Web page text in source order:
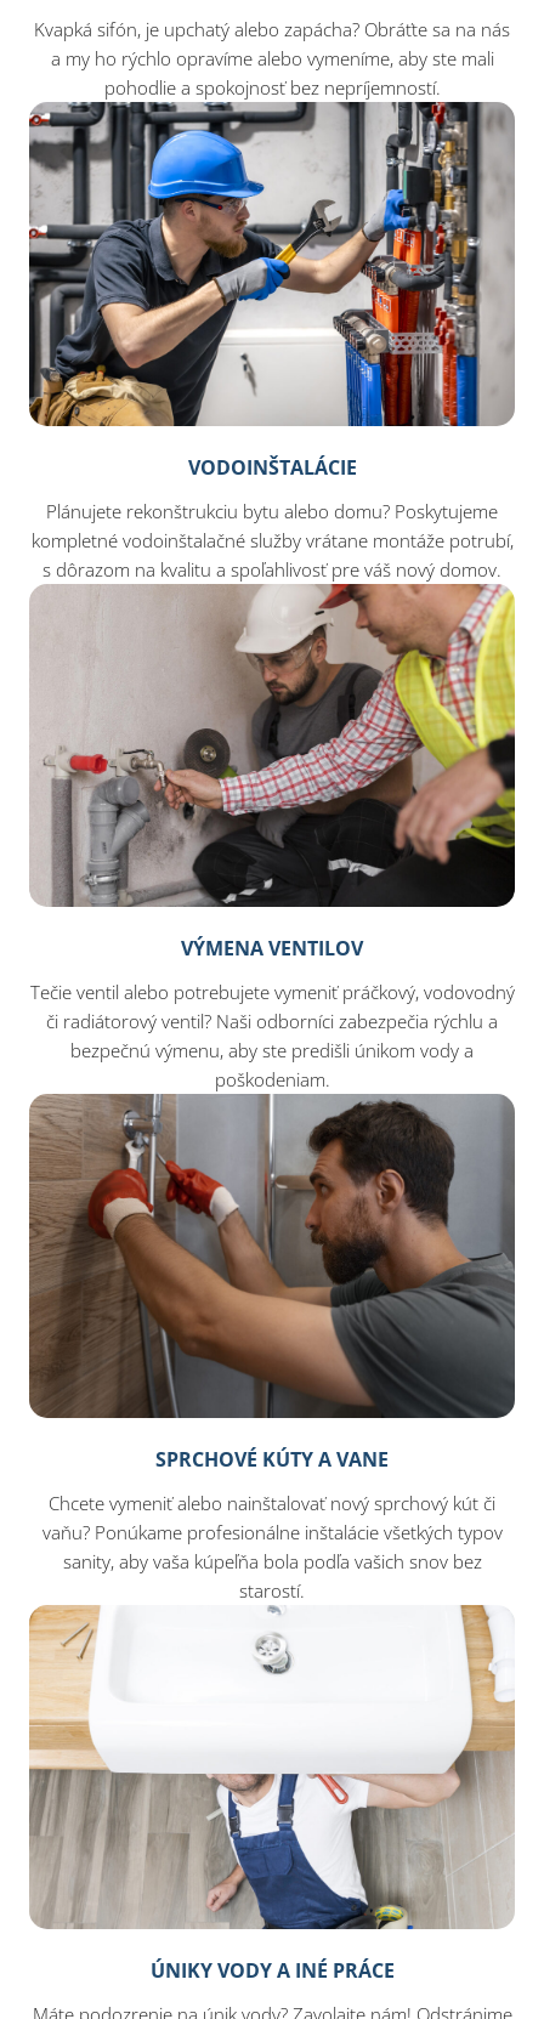
Kvapká sifón, je upchatý alebo zapácha? Obráťte sa na nás
a my ho rýchlo opravíme alebo vymeníme, aby ste mali
pohodlie a spokojnosť bez nepríjemností.
VODOINŠTALÁCIE
Plánujete rekonštrukciu bytu alebo domu? Poskytujeme
kompletné vodoinštalačné služby vrátane montáže potrubí,
s dôrazom na kvalitu a spoľahlivosť pre váš nový domov.
VÝMENA VENTILOV
Tečie ventil alebo potrebujete vymeniť práčkový, vodovodný
či radiátorový ventil? Naši odborníci zabezpečia rýchlu a
bezpečnú výmenu, aby ste predišli únikom vody a
poškodeniam.
SPRCHOVÉ KÚTY A VANE
Chcete vymeniť alebo nainštalovať nový sprchový kút či
vaňu? Ponúkame profesionálne inštalácie všetkých typov
sanity, aby vaša kúpeľňa bola podľa vašich snov bez
starostí.
ÚNIKY VODY A INÉ PRÁCE
Máte podozrenie na únik vody? Zavolajte nám! Odstránime